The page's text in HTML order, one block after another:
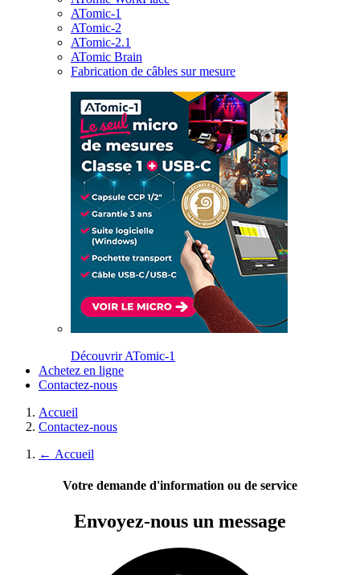
ATomic-1
ATomic-2
ATomic-2.1
ATomic Brain
Fabrication de câbles sur mesure
Découvrir ATomic-1
Achetez en ligne
Contactez-nous
Accueil
Contactez-nous
← Accueil
Votre demande d'information ou de service
Envoyez-nous un message